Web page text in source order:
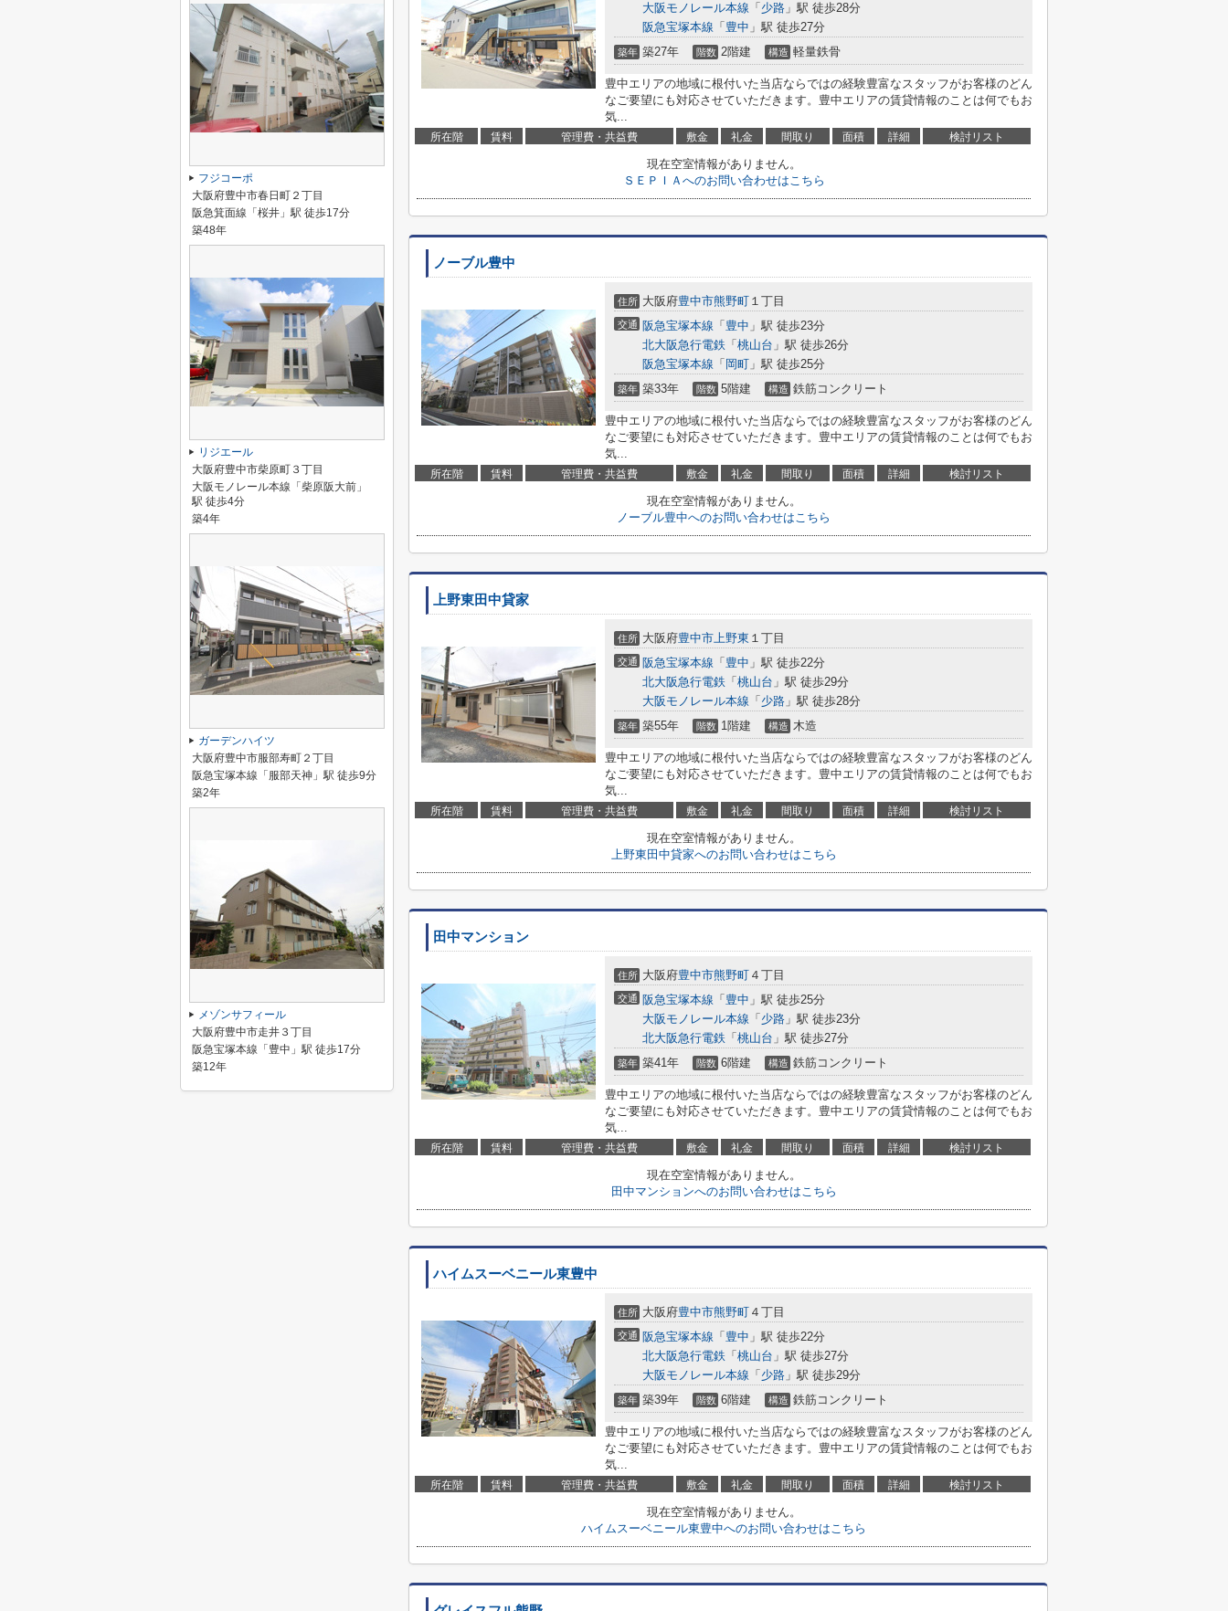
大阪モノレール本線 「 少路 」駅 徒歩28分
阪急宝塚本線 「 豊中 」駅 徒歩27分
築年 築27年 階数 2階建 構造 軽量鉄骨
豊中エリアの地域に根付いた当店ならではの経験豊富なスタッフがお客様のどん
なご要望にも対応させていただきます。豊中エリアの賃貸情報のことは何でもお
気...
所在階 賃料 管理費・共益費 敷金 礼金 間取り 面積 詳細 検討リスト
現在空室情報がありません。
ＳＥＰＩＡへのお問い合わせはこちら
ノーブル豊中
住所 大阪府豊中市熊野町 １丁目
交通 阪急宝塚本線 「 豊中 」駅 徒歩23分
北大阪急行電鉄 「 桃山台 」駅 徒歩26分
阪急宝塚本線 「 岡町 」駅 徒歩25分
築年 築33年 階数 5階建 構造 鉄筋コンクリート
豊中エリアの地域に根付いた当店ならではの経験豊富なスタッフがお客様のどん
なご要望にも対応させていただきます。豊中エリアの賃貸情報のことは何でもお
気...
所在階 賃料 管理費・共益費 敷金 礼金 間取り 面積 詳細 検討リスト
現在空室情報がありません。
ノーブル豊中へのお問い合わせはこちら
上野東田中貸家
住所 大阪府豊中市上野東 １丁目
交通 阪急宝塚本線 「 豊中 」駅 徒歩22分
北大阪急行電鉄 「 桃山台 」駅 徒歩29分
大阪モノレール本線 「 少路 」駅 徒歩28分
築年 築55年 階数 1階建 構造 木造
豊中エリアの地域に根付いた当店ならではの経験豊富なスタッフがお客様のどん
なご要望にも対応させていただきます。豊中エリアの賃貸情報のことは何でもお
気...
所在階 賃料 管理費・共益費 敷金 礼金 間取り 面積 詳細 検討リスト
現在空室情報がありません。
上野東田中貸家へのお問い合わせはこちら
田中マンション
住所 大阪府豊中市熊野町 ４丁目
交通 阪急宝塚本線 「 豊中 」駅 徒歩25分
大阪モノレール本線 「 少路 」駅 徒歩23分
北大阪急行電鉄 「 桃山台 」駅 徒歩27分
築年 築41年 階数 6階建 構造 鉄筋コンクリート
豊中エリアの地域に根付いた当店ならではの経験豊富なスタッフがお客様のどん
なご要望にも対応させていただきます。豊中エリアの賃貸情報のことは何でもお
気...
所在階 賃料 管理費・共益費 敷金 礼金 間取り 面積 詳細 検討リスト
現在空室情報がありません。
田中マンションへのお問い合わせはこちら
ハイムスーベニール東豊中
住所 大阪府豊中市熊野町 ４丁目
交通 阪急宝塚本線 「 豊中 」駅 徒歩22分
北大阪急行電鉄 「 桃山台 」駅 徒歩27分
大阪モノレール本線 「 少路 」駅 徒歩29分
築年 築39年 階数 6階建 構造 鉄筋コンクリート
豊中エリアの地域に根付いた当店ならではの経験豊富なスタッフがお客様のどん
なご要望にも対応させていただきます。豊中エリアの賃貸情報のことは何でもお
気...
所在階 賃料 管理費・共益費 敷金 礼金 間取り 面積 詳細 検討リスト
現在空室情報がありません。
ハイムスーベニール東豊中へのお問い合わせはこちら
フジコーポ
大阪府豊中市春日町２丁目
阪急箕面線「桜井」駅 徒歩17分
築48年
リジエール
大阪府豊中市柴原町３丁目
大阪モノレール本線「柴原阪大前」
駅 徒歩4分
築4年
ガーデンハイツ
大阪府豊中市服部寿町２丁目
阪急宝塚本線「服部天神」駅 徒歩9分
築2年
メゾンサフィール
大阪府豊中市走井３丁目
阪急宝塚本線「豊中」駅 徒歩17分
築12年